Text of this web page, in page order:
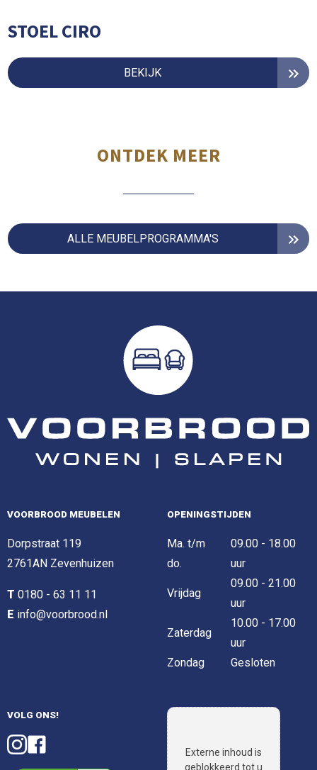
STOEL CIRO
BEKIJK
ONTDEK MEER
ALLE MEUBELPROGRAMMA'S
VOORBROOD MEUBELEN
Dorpstraat 119
2761AN Zevenhuizen
T 0180 - 63 11 11
E info@voorbrood.nl
OPENINGSTIJDEN
Ma. t/m
do.
09.00 - 18.00
uur
Vrijdag
09.00 - 21.00
uur
Zaterdag
10.00 - 17.00
uur
Zondag
Gesloten
VOLG ONS!
Externe inhoud is
geblokkeerd tot u